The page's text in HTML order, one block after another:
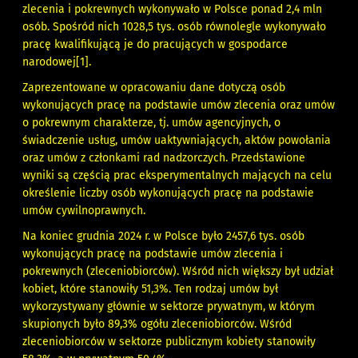
zlecenia i pokrewnych wykonywało w Polsce ponad 2,4 mln
osób. Spośród nich 1028,5 tys. osób równolegle wykonywało
pracę kwalifikującą je do pracujących w gospodarce
narodowej[1].
Zaprezentowane w opracowaniu dane dotyczą osób
wykonujących pracę na podstawie umów zlecenia oraz umów
o pokrewnym charakterze, tj. umów agencyjnych, o
świadczenie usług, umów uaktywniających, aktów powołania
oraz umów z członkami rad nadzorczych. Przedstawione
wyniki są częścią prac eksperymentalnych mających na celu
określenie liczby osób wykonujących pracę na podstawie
umów cywilnoprawnych.
Na koniec grudnia 2024 r. w Polsce było 2457,6 tys. osób
wykonujących pracę na podstawie umów zlecenia i
pokrewnych (zleceniobiorców). Wśród nich większy był udział
kobiet, które stanowiły 51,3%. Ten rodzaj umów był
wykorzystywany głównie w sektorze prywatnym, w którym
skupionych było 89,3% ogółu zleceniobiorców. Wśród
zleceniobiorców w sektorze publicznym kobiety stanowiły